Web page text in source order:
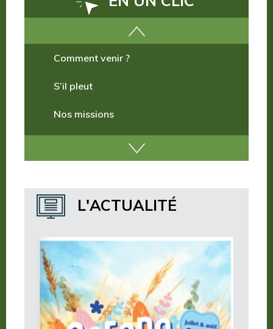
Comment venir ?
S’il pleut
Nos missions
Nos incontournables
Où dormir ?
L'ACTUALITÉ